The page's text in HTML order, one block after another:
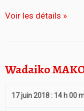
Voir les détails »
Wadaiko
17 juin 2018 : 14 h 00